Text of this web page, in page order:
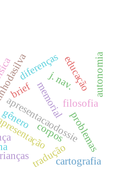
apresentacaodossie
tradução
brief j. nav.
memorial
diferenças
corpos
filosofia
educação
cartografia
gênero
autonomia
problemas